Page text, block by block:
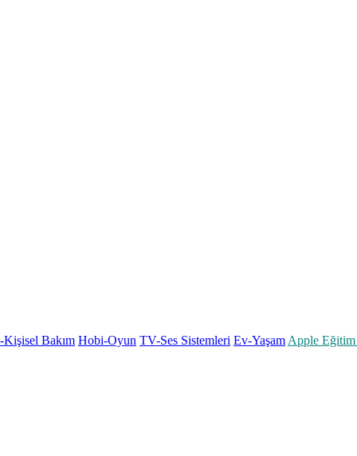
Kişisel Bakım Hobi-Oyun TV-Ses Sistemleri Ev-Yaşam Apple